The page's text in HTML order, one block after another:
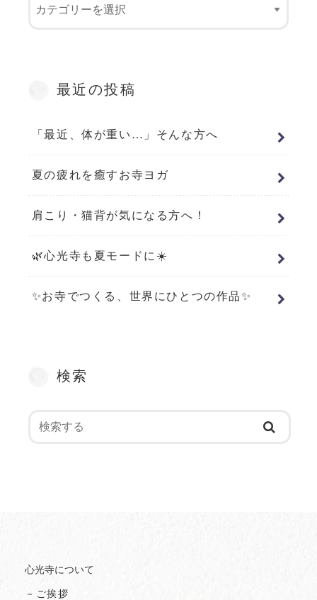
最近の投稿
「最近、体が重い…」そんな方へ
夏の疲れを癒すお寺ヨガ
肩こり・猫背が気になる方へ！
🌿心光寺も夏モードに☀️
✨お寺でつくる、世界にひとつの作品✨
検索
心光寺について
－ご挨拶